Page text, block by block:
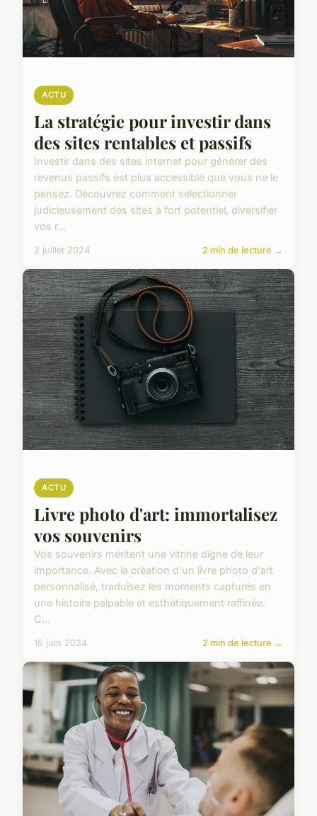
ACTU
La stratégie pour investir dans
des sites rentables et passifs
Investir dans des sites internet pour générer des
revenus passifs est plus accessible que vous ne le
pensez. Découvrez comment sélectionner
judicieusement des sites à fort potentiel, diversifier
vos r...
2 juillet 2024 2 min de lecture →
ACTU
Livre photo d'art: immortalisez
vos souvenirs
Vos souvenirs méritent une vitrine digne de leur
importance. Avec la création d'un livre photo d'art
personnalisé, traduisez les moments capturés en
une histoire palpable et esthétiquement raffinée.
C...
15 juin 2024 2 min de lecture →